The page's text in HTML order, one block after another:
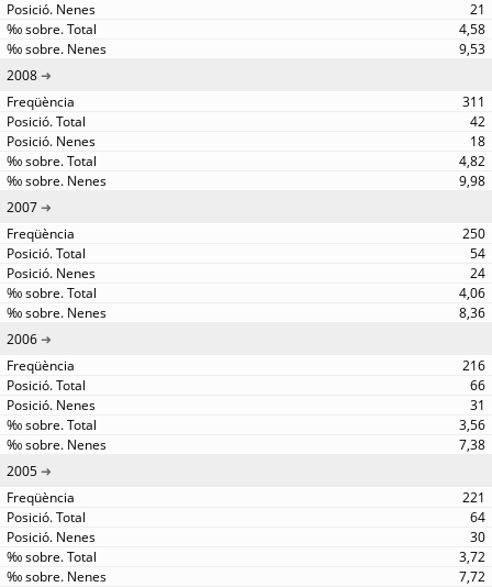
21
4,58
9,53
2008
311
42
18
4,82
9,98
2007
250
54
24
4,06
8,36
2006
216
66
31
3,56
7,38
2005
221
64
30
3,72
7,72